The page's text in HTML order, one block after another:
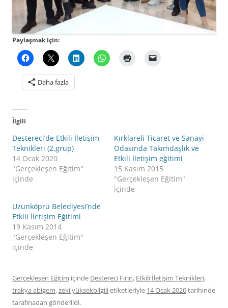
Paylaşmak için:
Daha fazla
İlgili
Destereci’de Etkili İletişim
Teknikleri (2.grup)
14 Ocak 2020
"Gerçekleşen Eğitim"
içinde
Kırklareli Ticaret ve Sanayi
Odasında Takımdaşlık ve
Etkili İletişim eğitimi
15 Kasım 2015
"Gerçekleşen Eğitim"
içinde
Uzunköprü Belediyesi’nde
Etkili İletişim Eğitimi
19 Kasım 2014
"Gerçekleşen Eğitim"
içinde
Gerçekleşen Eğitim içinde Destereci Fırın, Etkili İletişim Teknikleri,
trakya abigem,zeki yüksekbilgilietiketleriyle 14 Ocak 2020tarihinde
tarafınadan gönderildi.